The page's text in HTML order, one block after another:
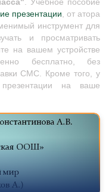
. Учебное пособие
презентации, от атора
инструмент для
и просматривать
на вашем устройстве
бесплатно, без
СМС. Кроме того, у
на ваше